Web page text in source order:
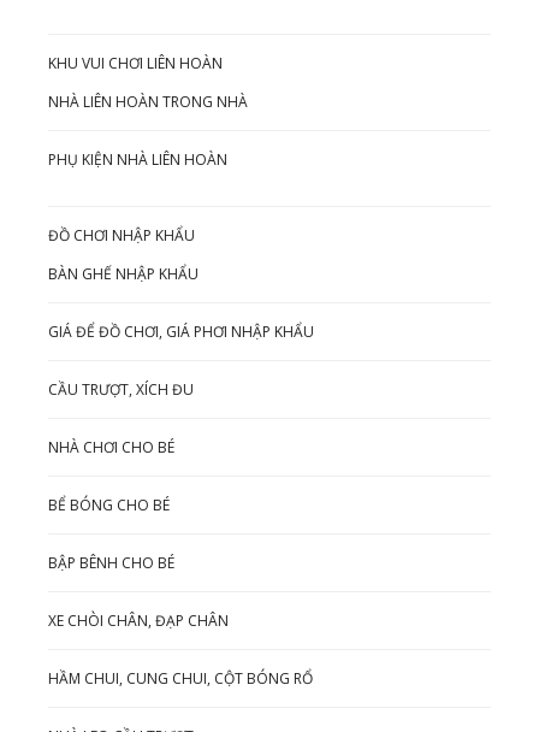
KHU VUI CHƠI LIÊN HOÀN
NHÀ LIÊN HOÀN TRONG NHÀ
PHỤ KIỆN NHÀ LIÊN HOÀN
ĐỒ CHƠI NHẬP KHẨU
BÀN GHẾ NHẬP KHẨU
GIÁ ĐỂ ĐỒ CHƠI, GIÁ PHƠI NHẬP KHẨU
CẦU TRƯỢT, XÍCH ĐU
NHÀ CHƠI CHO BÉ
BỂ BÓNG CHO BÉ
BẬP BÊNH CHO BÉ
XE CHÒI CHÂN, ĐẠP CHÂN
HẦM CHUI, CUNG CHUI, CỘT BÓNG RỔ